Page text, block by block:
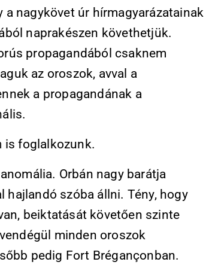
a nagykövet úr hírmagyarázatainak
naprakészen követhetjük.
propagandából csaknem
az oroszok, avval a
a propagandának a
is foglalkozunk.
Orbán nagy barátja
hajlandó szóba állni. Tény, hogy
beiktatását követően szinte
minden oroszok
pedig Fort Brégançonban.